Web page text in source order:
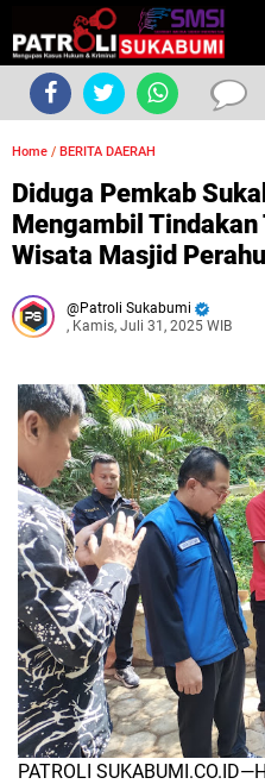
Home / BERITA DAERAH
Diduga Pemkab
Mengambil Tindakan
Wisata Masjid
Patroli Sukabumi
, Kamis, Juli 31, 2025 WIB
PATROLI SUKABUMI.CO.ID—